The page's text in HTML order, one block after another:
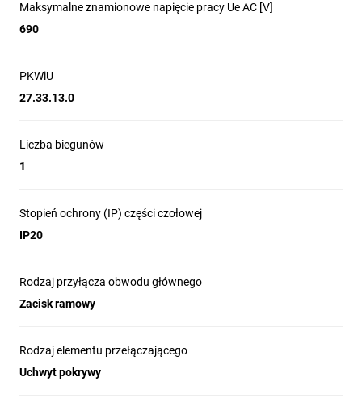
Maksymalne znamionowe napięcie pracy Ue AC [V]
690
PKWiU
27.33.13.0
Liczba biegunów
1
Stopień ochrony (IP) części czołowej
IP20
Rodzaj przyłącza obwodu głównego
Zacisk ramowy
Rodzaj elementu przełączającego
Uchwyt pokrywy